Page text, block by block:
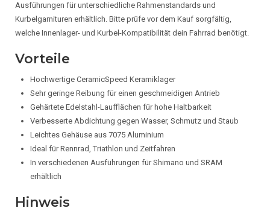
Ausführungen für unterschiedliche Rahmenstandards und
Kurbelgarnituren erhältlich. Bitte prüfe vor dem Kauf sorgfältig,
welche Innenlager- und Kurbel-Kompatibilität dein Fahrrad benötigt.
Vorteile
Hochwertige CeramicSpeed Keramiklager
Sehr geringe Reibung für einen geschmeidigen Antrieb
Gehärtete Edelstahl-Laufflächen für hohe Haltbarkeit
Verbesserte Abdichtung gegen Wasser, Schmutz und Staub
Leichtes Gehäuse aus 7075 Aluminium
Ideal für Rennrad, Triathlon und Zeitfahren
In verschiedenen Ausführungen für Shimano und SRAM
erhältlich
Hinweis